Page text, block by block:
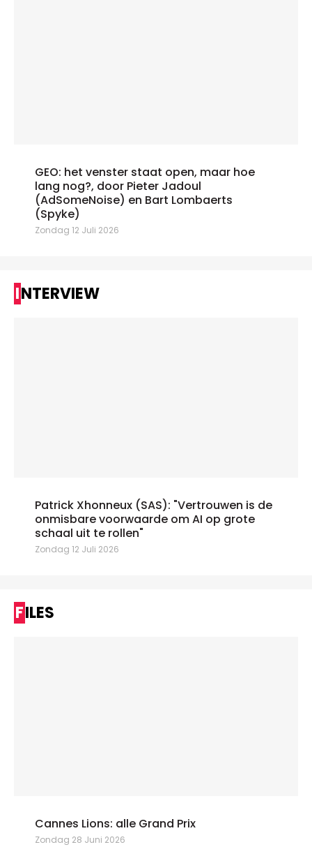
GEO: het venster staat open, maar hoe
lang nog?, door Pieter Jadoul
(AdSomeNoise) en Bart Lombaerts
(Spyke)
Zondag 12 Juli 2026
INTERVIEW
Patrick Xhonneux (SAS): "Vertrouwen is de
onmisbare voorwaarde om AI op grote
schaal uit te rollen"
Zondag 12 Juli 2026
FILES
Cannes Lions: alle Grand Prix
Zondag 28 Juni 2026